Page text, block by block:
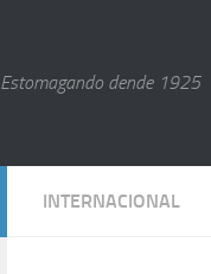
Estomagando dende 1925
INTERNACIONAL